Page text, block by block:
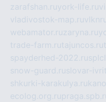
zarafshan.ruyork-life.ru
vladivostok-map.ru
webamator.ruzaryna.ru
trade-farm.rutajuncos.ru
spayderhed-2022.ru
snow-guard.ruslovar-
shkurki-karakulya.ru
ecolog.org.ru